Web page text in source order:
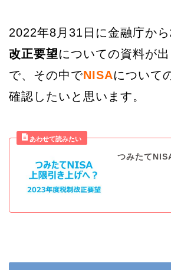
2022年8月31日に金融庁から
改正要望についての資料が
で、その中でNISAについて
確認したいと思います。
つみたて